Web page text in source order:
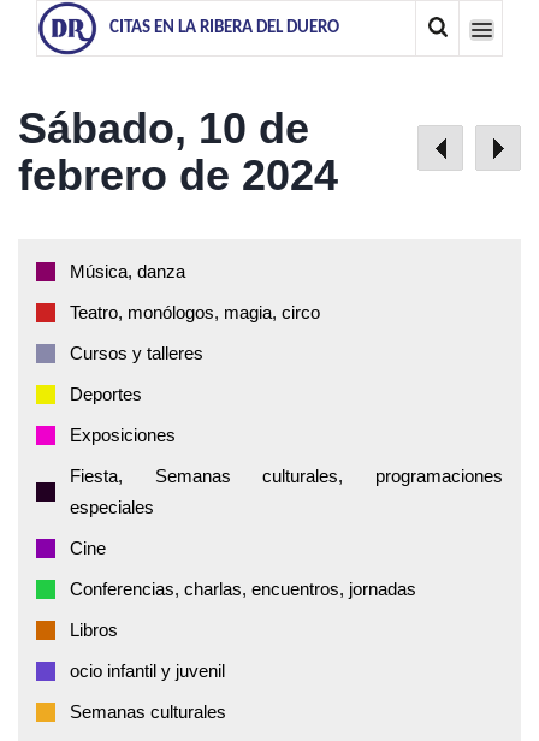
CITAS EN LA RIBERA DEL DUERO
Sábado, 10 de
febrero de 2024
Música, danza
Teatro, monólogos, magia, circo
Cursos y talleres
Deportes
Exposiciones
Fiesta, Semanas culturales, programaciones
especiales
Cine
Conferencias, charlas, encuentros, jornadas
Libros
ocio infantil y juvenil
Semanas culturales